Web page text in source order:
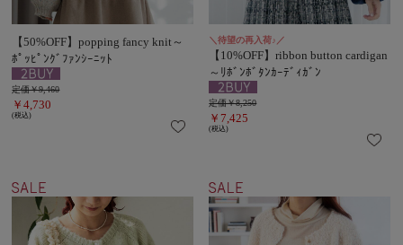
【50%OFF】popping fancy knit～
ﾎﾟｯﾋﾟﾝｸﾞﾌｧﾝｼｰﾆｯﾄ
定価￥9,460
￥4,730
(税込)
＼待望の再入荷♪／
【10%OFF】ribbon button cardigan
～ﾘﾎﾞﾝﾎﾞﾀﾝｶｰﾃﾞｨｶﾞﾝ
定価￥8,250
￥7,425
(税込)